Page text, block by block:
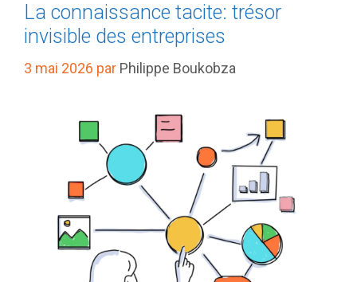
La connaissance tacite: trésor
invisible des entreprises
3 mai 2026 par Philippe Boukobza